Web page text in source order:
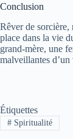
Conclusion
Rêver de sorcière,
place dans la vie
grand-mère, une
malveillantes
Étiquettes
#Spiritualité